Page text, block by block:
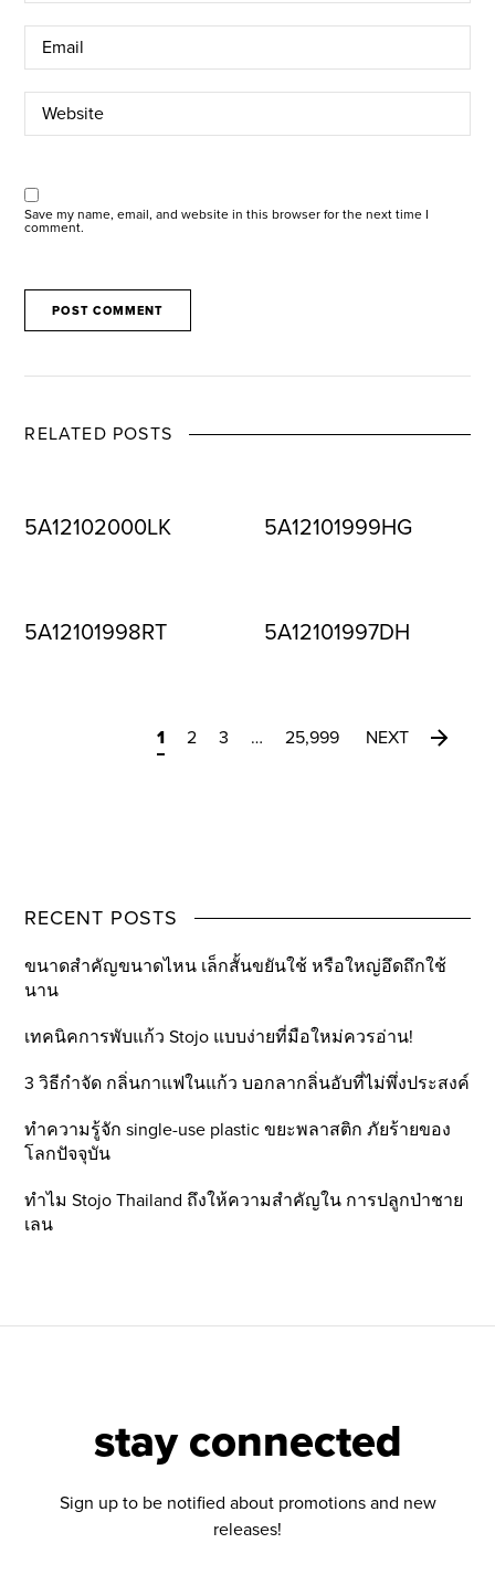
Save my name, email, and website in this browser for the next time I
comment.
RELATED POSTS
5A12102000LK 5A12101999HG
5A12101998RT 5A12101997DH
1 2 3 … 25,999 NEXT
RECENT POSTS
ขนาดสำคัญขนาดไหน เล็กสั้นขยันใช้ หรือใหญ่อึดถึกใช้
นาน
เทคนิคการพับแก้ว Stojo แบบง่ายที่มือใหม่ควรอ่าน!
3 วิธีกำจัด กลิ่นกาแฟในแก้ว บอกลากลิ่นอับที่ไม่พึ่งประสงค์
ทำความรู้จัก single-use plastic ขยะพลาสติก ภัยร้ายของ
โลกปัจจุบัน
ทำไม Stojo Thailand ถึงให้ความสำคัญใน การปลูกป่าชาย
เลน
stay connected
Sign up to be notified about promotions and new
releases!